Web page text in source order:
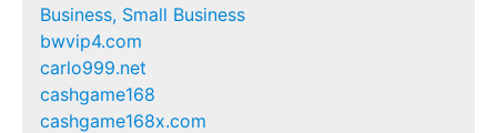
Business, Small Business
bwvip4.com
carlo999.net
cashgame168
cashgame168x.com